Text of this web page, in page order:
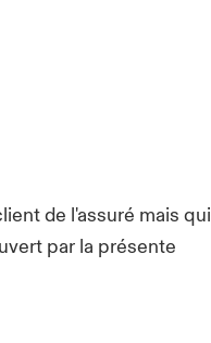
de l'assuré mais qui
par la présente